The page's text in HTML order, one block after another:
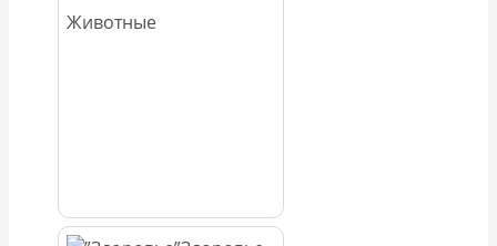
Животные